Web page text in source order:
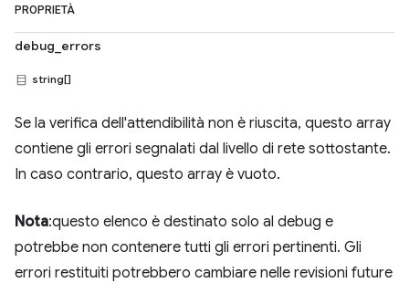
PROPRIETÀ
debug_errors
string[]
Se la verifica dell'attendibilità non è riuscita, questo array
contiene gli errori segnalati dal livello di rete sottostante.
In caso contrario, questo array è vuoto.
Nota:questo elenco è destinato solo al debug e
potrebbe non contenere tutti gli errori pertinenti. Gli
errori restituiti potrebbero cambiare nelle revisioni future